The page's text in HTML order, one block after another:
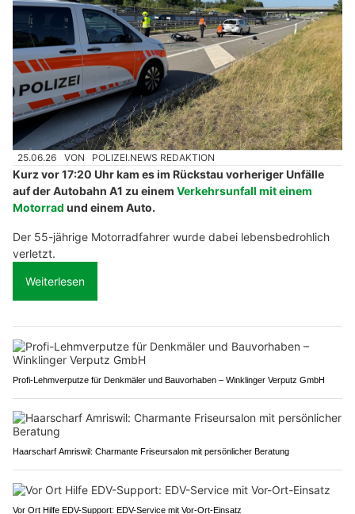
25.06.26 VON POLIZEI.NEWS REDAKTION
Kurz vor 17:20 Uhr kam es im Rückstau vorheriger Unfälle
auf der Autobahn A1 zu einem Verkehrsunfall mit einem
Motorrad und einem Auto.
Der 55-jährige Motorradfahrer wurde dabei lebensbedrohlich
verletzt.
Weiterlesen
Profi-Lehmverputze für Denkmäler und Bauvorhaben – Winklinger Verputz GmbH
Haarscharf Amriswil: Charmante Friseursalon mit persönlicher Beratung
Vor Ort Hilfe EDV-Support: EDV-Service mit Vor-Ort-Einsatz